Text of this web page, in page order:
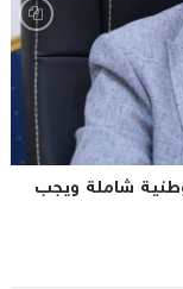
شاملة ويجب